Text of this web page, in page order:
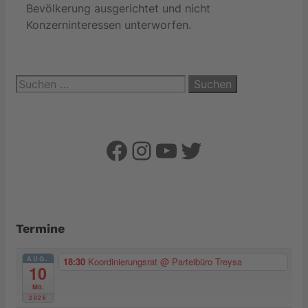
Bevölkerung ausgerichtet und nicht
Konzerninteressen unterworfen.
Suchen
nach:
Facebook
Instagram
YouTube
Twitter
Termine
AUG.
10
Mo.
2026
18:30 Koordinierungsrat @ Parteibüro Treysa